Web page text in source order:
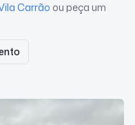
Carrão ou peça um